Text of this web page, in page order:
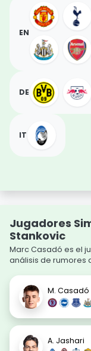
EN
DE
IT
Jugadores
Stankovic
Marc Casadó es el
análisis de rumores
M. Casadó
A. Jashari